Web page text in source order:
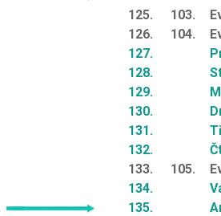
125.
126.
127.
128.
129.
130.
131.
132.
133.
134.
135.
103.
104.
105.